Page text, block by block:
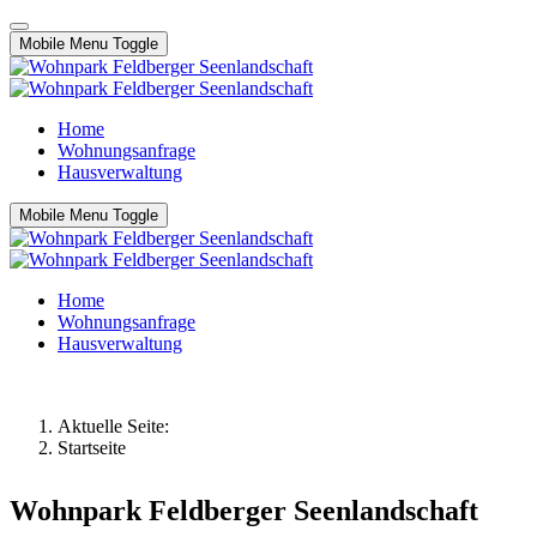
Mobile Menu Toggle
Home
Wohnungsanfrage
Hausverwaltung
Mobile Menu Toggle
Home
Wohnungsanfrage
Hausverwaltung
Aktuelle Seite:
Startseite
Wohnpark Feldberger Seenlandschaft